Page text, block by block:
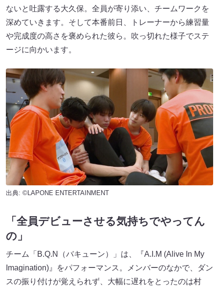
ないと吐露する大久保。全員が寄り添い、チームワークを
深めていきます。そして本番前日、トレーナーから練習量
や完成度の高さを褒められた彼ら。吹っ切れた様子でステ
ージに向かいます。
出典: ©LAPONE ENTERTAINMENT
「全員デビューさせる気持ちでやってん
の」
チーム「B.Q.N（バキューン）」は、『A.I.M (Alive In My
Imagination)』をパフォーマンス。メンバーのなかで、ダン
スの振り付けが覚えられず、大幅に遅れをとったのは村